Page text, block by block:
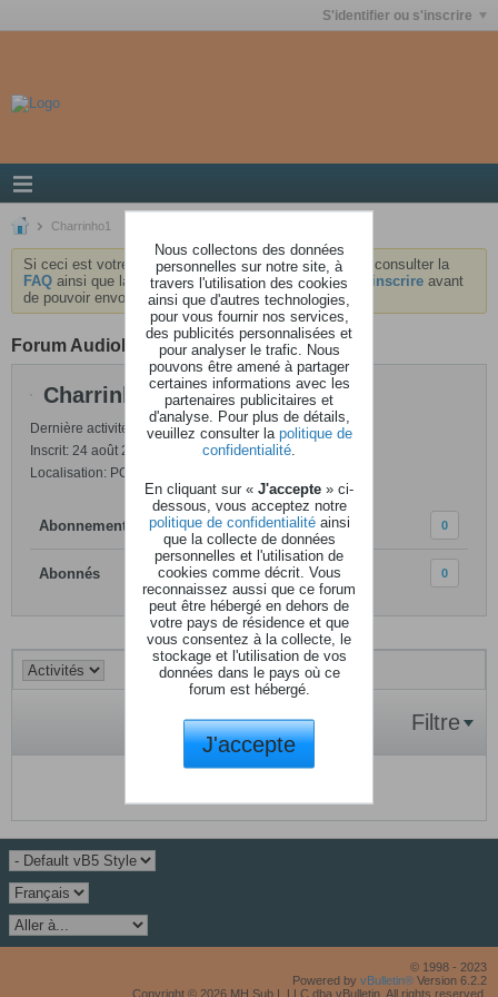
S'identifier ou s'inscrire
Charrinho1
Si ceci est votre première visite, nous vous invitons à consulter la
FAQ ainsi que la chartedu forum . Vous devrez vous inscrire avant
de pouvoir envoyer des messages.
Forum AudioKeys
Charrinho1
Dernière activité: 24 août 2024, 05h48
Inscrit: 24 août 2024
Localisation: POITIERS
Abonnements 0
Abonnés 0
Filtre
© 1998 - 2023
Powered by vBulletin® Version 6.2.2
Copyright © 2026 MH Sub I, LLC dba vBulletin. All rights reserved.
Nous collectons des données
personnelles sur notre site, à
travers l'utilisation des cookies
ainsi que d'autres technologies,
pour vous fournir nos services,
des publicités personnalisées et
pour analyser le trafic. Nous
pouvons être amené à partager
certaines informations avec les
partenaires publicitaires et
d'analyse. Pour plus de détails,
veuillez consulter la politique de
confidentialité
En cliquant sur « J'accepte » ci-
dessous, vous acceptez notre
politique de confidentialitéainsi
que la collecte de données
personnelles et l'utilisation de
cookies comme décrit. Vous
reconnaissez aussi que ce forum
peut être hébergé en dehors de
votre pays de résidence et que
vous consentez à la collecte, le
stockage et l'utilisation de vos
données dans le pays où ce
forum est hébergé.
J'accepte